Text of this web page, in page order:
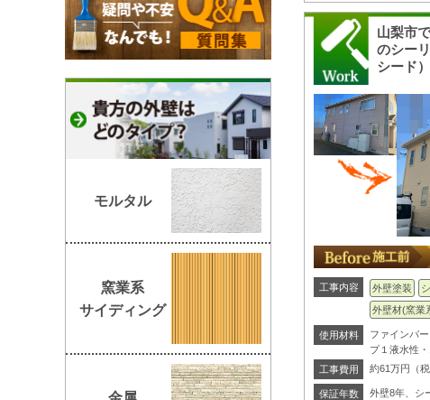
山梨市
のシー
シード
工事内容 外壁塗装
外壁材(窯業
使用材料
ファインパ
プ１液水性
工事費用
約61万円（
保証年数 外壁8年、シ
モルタル
窯業系
サイディング